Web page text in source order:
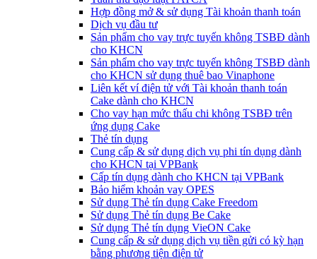
Hợp đồng mở & sử dụng Tài khoản thanh toán
Dịch vụ đầu tư
Sản phẩm cho vay trực tuyến không TSBĐ dành
cho KHCN
Sản phẩm cho vay trực tuyến không TSBĐ dành
cho KHCN sử dụng thuê bao Vinaphone
Liên kết ví điện tử với Tài khoản thanh toán
Cake dành cho KHCN
Cho vay hạn mức thấu chi không TSBĐ trên
ứng dụng Cake
Thẻ tín dụng
Cung cấp & sử dụng dịch vụ phi tín dụng dành
cho KHCN tại VPBank
Cấp tín dụng dành cho KHCN tại VPBank
Bảo hiểm khoản vay OPES
Sử dụng Thẻ tín dụng Cake Freedom
Sử dụng Thẻ tín dụng Be Cake
Sử dụng Thẻ tín dụng VieON Cake
Cung cấp & sử dụng dịch vụ tiền gửi có kỳ hạn
bằng phương tiện điện tử